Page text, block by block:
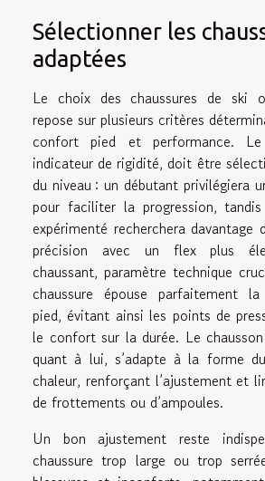
Sélectionner les
adaptées
Le choix des chaussures de ski
repose sur plusieurs critères
confort pied et performance. Le
indicateur de rigidité, doit être
du niveau : un débutant privilégiera
pour faciliter la progression, tandis
expérimenté recherchera
précision avec un flex plus
chaussant, paramètre technique
chaussure épouse parfaitement
pied, évitant ainsi les points de
le confort sur la durée. Le
quant à lui, s’adapte à la forme
chaleur, renforçant l’ajustement et
de frottements ou d’ampoules.
Un bon ajustement reste
chaussure trop large ou trop